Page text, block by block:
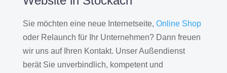
Sie möchten eine neue Internetseite, Online Shop
oder Relaunch für Ihr Unternehmen? Dann freuen
wir uns auf Ihren Kontakt. Unser Außendienst
berät Sie unverbindlich, kompetent und